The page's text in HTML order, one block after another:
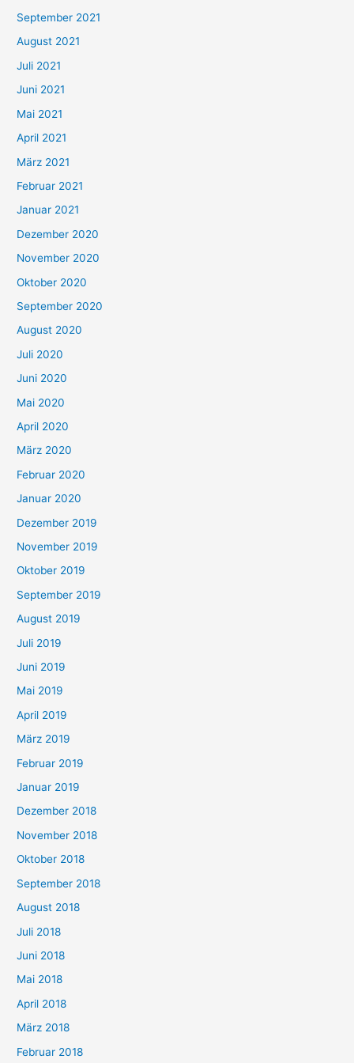
n
n
a
c
h
:
September 2021
August 2021
Juli 2021
Juni 2021
Mai 2021
April 2021
März 2021
Februar 2021
Januar 2021
Dezember 2020
November 2020
Oktober 2020
September 2020
August 2020
Juli 2020
Juni 2020
Mai 2020
April 2020
März 2020
Februar 2020
Januar 2020
Dezember 2019
November 2019
Oktober 2019
September 2019
August 2019
Juli 2019
Juni 2019
Mai 2019
April 2019
März 2019
Februar 2019
Januar 2019
Dezember 2018
November 2018
Oktober 2018
September 2018
August 2018
Juli 2018
Juni 2018
Mai 2018
April 2018
März 2018
Februar 2018